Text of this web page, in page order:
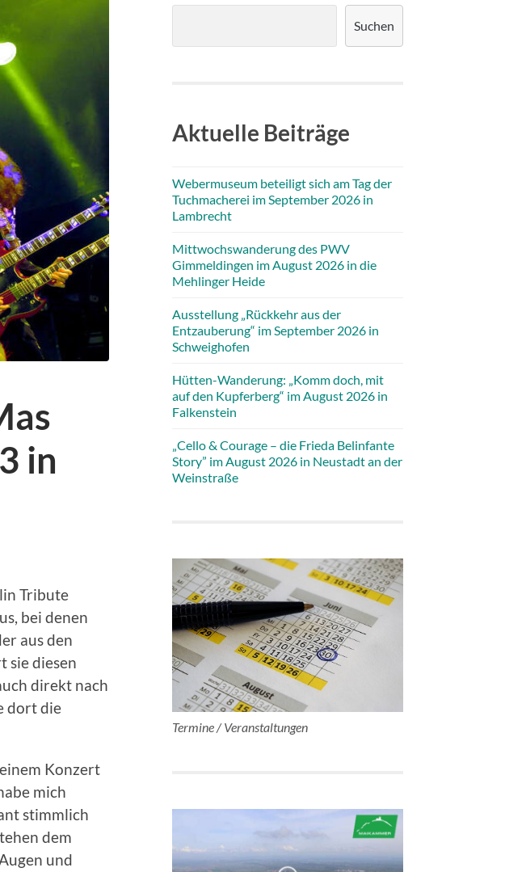
in
Tribute
bei denen
aus den
sie diesen
direkt nach
dort die
Konzert
mich
stimmlich
dem
und
Suchen
Aktuelle Beiträge
Webermuseum beteiligt sich am Tag der
Tuchmacherei im September 2026 in
Lambrecht
Mittwochswanderung des PWV
Gimmeldingen im August 2026 in die
Mehlinger Heide
Ausstellung „Rückkehr aus der
Entzauberung“ im September 2026 in
Schweighofen
Hütten-Wanderung: „Komm doch, mit
auf den Kupferberg“ im August 2026 in
Falkenstein
„Cello & Courage – die Frieda Belinfante
Story” im August 2026 in Neustadt an der
Weinstraße
Termine / Veranstaltungen